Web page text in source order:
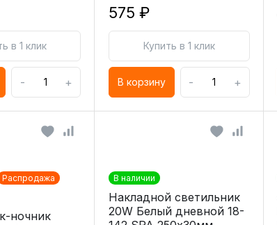
в 1 клик
- +
575 ₽
Купить в 1 клик
В корзину - +
Распродажа
ночник
В наличии
Накладной светильник
20W Белый дневной 18-